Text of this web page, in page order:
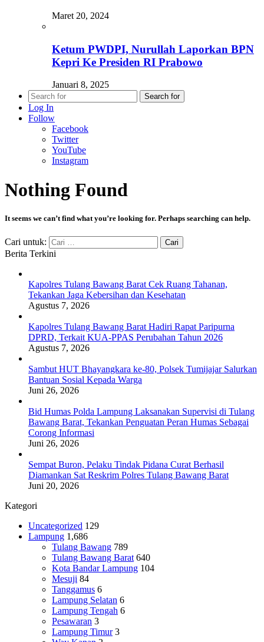
Maret 20, 2024
Ketum PWDPI, Nurullah Laporkan BPN
Kepri Ke Presiden RI Prabowo
Januari 8, 2025
Search for
Log In
Follow
Facebook
Twitter
YouTube
Instagram
Nothing Found
It seems we can’t find what you’re looking for. Perhaps searching can help.
Cari untuk:
Berita Terkini
Kapolres Tulang Bawang Barat Cek Ruang Tahanan,
Tekankan Jaga Kebersihan dan Kesehatan
Agustus 7, 2026
Kapolres Tulang Bawang Barat Hadiri Rapat Paripurna
DPRD, Terkait KUA-PPAS Perubahan Tahun 2026
Agustus 7, 2026
Sambut HUT Bhayangkara ke-80, Polsek Tumijajar Salurkan
Bantuan Sosial Kepada Warga
Juni 26, 2026
Bid Humas Polda Lampung Laksanakan Supervisi di Tulang
Bawang Barat, Tekankan Penguatan Peran Humas Sebagai
Corong Informasi
Juni 26, 2026
Sempat Buron, Pelaku Tindak Pidana Curat Berhasil
Diamankan Sat Reskrim Polres Tulang Bawang Barat
Juni 20, 2026
Kategori
Uncategorized 129
Lampung 1,686
Tulang Bawang 789
Tulang Bawang Barat 640
Kota Bandar Lampung 104
Mesuji 84
Tanggamus 6
Lampung Selatan 6
Lampung Tengah 6
Pesawaran 3
Lampung Timur 3